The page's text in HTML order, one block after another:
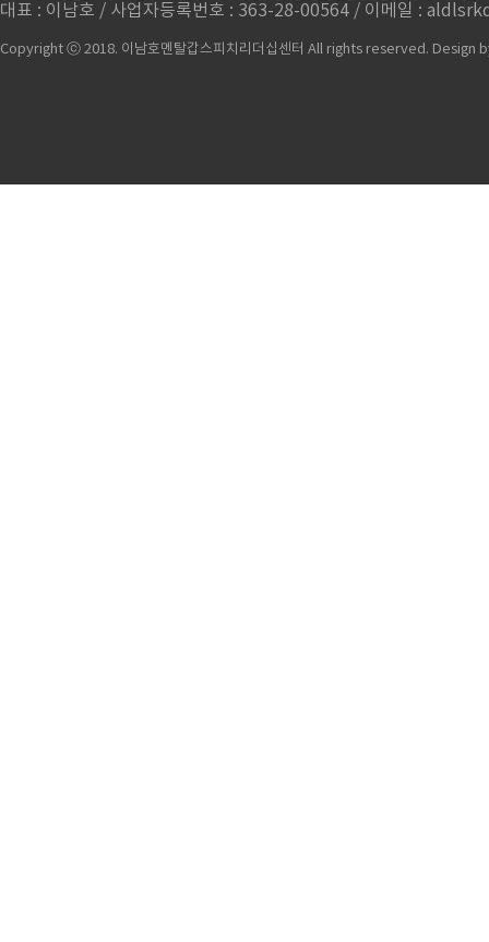
대표 : 이남호 / 사업자등록번호 : 363-28-00564 / 이메일 :
Copyright ⓒ 2018. 이남호멘탈갑스피치리더십센터 All rights reserved. Design